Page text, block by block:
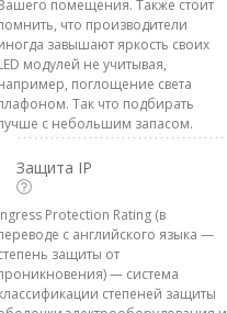
помещения. Также стоит
что производители
завышают яркость своих
модулей не учитывая,
поглощение света
Так что подбирать
с небольшим запасом.
Защита IP
Protection Rating (в
с английского языка —
защиты от
— система
степеней защиты